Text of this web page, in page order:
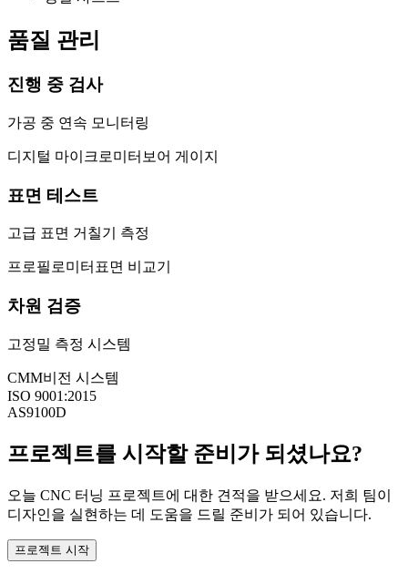
품질 관리
진행 중 검사
가공 중 연속 모니터링
디지털 마이크로미터 보어 게이지
표면 테스트
고급 표면 거칠기 측정
프로필로미터 표면 비교기
차원 검증
고정밀 측정 시스템
CMM비전 시스템
ISO 9001:2015
AS9100D
프로젝트를 시작할 준비가 되셨나요?
오늘 CNC 터닝 프로젝트에 대한 견적을 받으세요. 저희 팀이
디자인을 실현하는 데 도움을 드릴 준비가 되어 있습니다.
프로젝트 시작